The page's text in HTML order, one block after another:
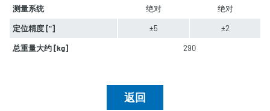
测量系统 绝对 绝对
定位精度 ["] ±5 ±2
总重量大约 [kg] 290
返回